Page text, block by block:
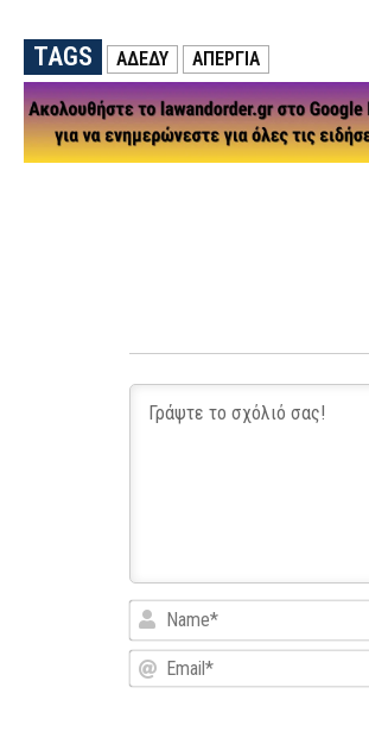
TAGS ΑΔΕΔΥ ΑΠΕΡΓΙΑ